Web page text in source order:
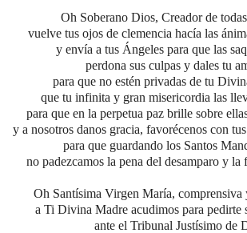
Oh Soberano Dios, Creador de
vuelve tus ojos de clemencia hacía las
y envía a tus Ángeles para que las
perdona sus culpas y dales tu
para que no estén privadas de tu
que tu infinita y gran misericordia las
para que en la perpetua paz brille sobre
y a nosotros danos gracia, favorécenos con
para que guardando los Santos
no padezcamos la pena del desamparo y la
Oh Santísima Virgen María, comprensiva
a Ti Divina Madre acudimos para pedirte
ante el Tribunal Justísimo de